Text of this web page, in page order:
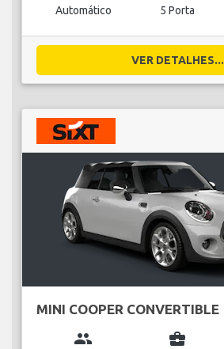
Automático 5 Porta
VER DETALHES...
MINI COOPER CONVERTIBLE
group business_center